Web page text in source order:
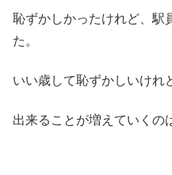
恥ずかしかったけれど、駅
た。
いい歳して恥ずかしいけれ
出来ることが増えていくの